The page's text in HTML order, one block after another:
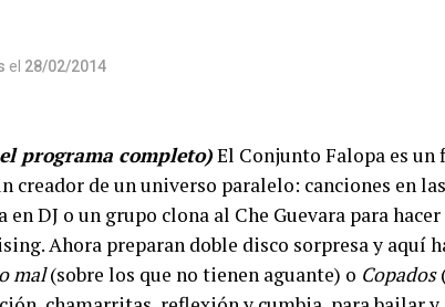
el 28/02/2014
programa completo)El Conjunto Falopa es un
creador de un universo paralelo: canciones en
en DJ o un grupo clona al Che Guevara para
Ahora preparan doble disco sorpresa y aquí
mal(sobre los que no tienen aguante) o Copados